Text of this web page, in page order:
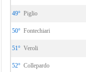
49° Piglio
50° Fontechiari
51° Veroli
52° Collepardo